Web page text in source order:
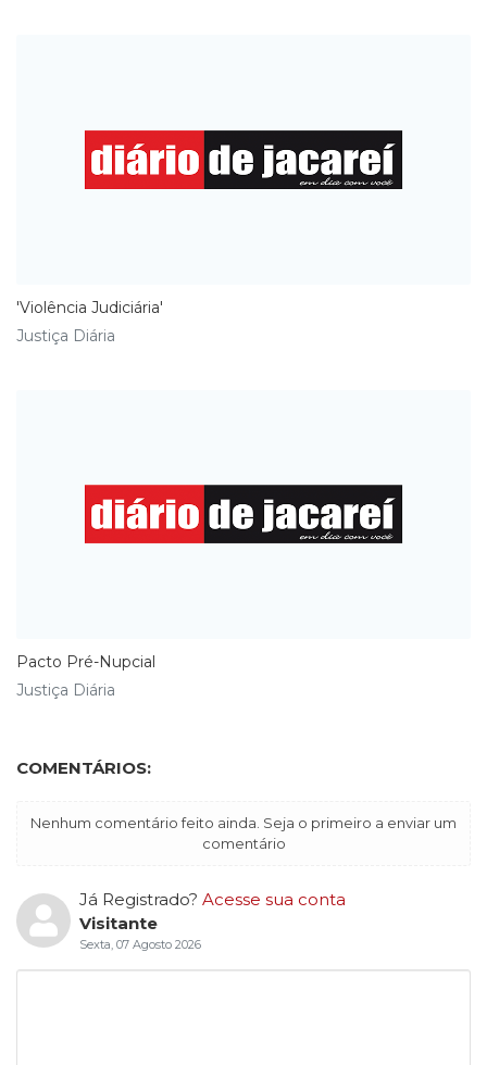
'Violência Judiciária'
Justiça Diária
Pacto Pré-Nupcial
Justiça Diária
COMENTÁRIOS:
Nenhum comentário feito ainda. Seja o primeiro a enviar um
comentário
Já Registrado? Acesse sua conta
Visitante
Sexta, 07 Agosto 2026